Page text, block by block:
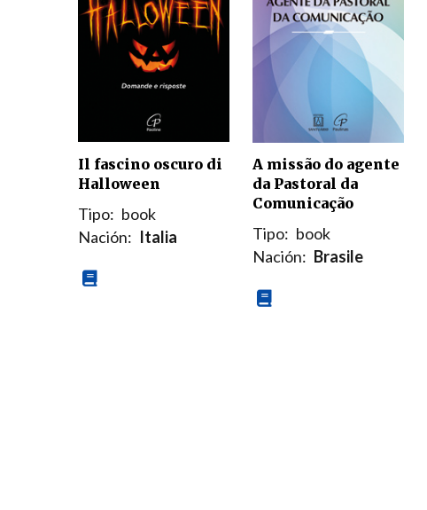
Il fascino oscuro di
Halloween
Tipo: book
Nación: Italia
A missão do agente
da Pastoral da
Comunicação
Tipo: book
Nación: Brasile